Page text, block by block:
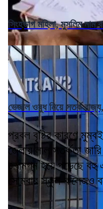
সিংহভাগ মহিলা, মুসলিম নাম
ভেজাল ওষুধ নিয়ে সতর্ক রাজ্য,
প্রবল বৃষ্টির কারণে
জেলায় লাল সতর্কতা
জলমগ্ন হয়ে পড়েছে বহু
সোমবার স্কুল-কলেজও